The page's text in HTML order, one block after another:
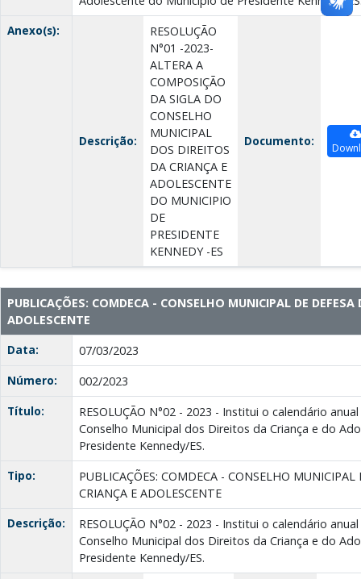
Anexo(s):
Descrição:
RESOLUÇÃO
N°01 -2023-
ALTERA A
COMPOSIÇÃO
DA SIGLA DO
CONSELHO
MUNICIPAL
DOS DIREITOS
DA CRIANÇA E
ADOLESCENTE
DO MUNICIPIO
DE
PRESIDENTE
KENNEDY -ES
Documento:
PUBLICAÇÕES: COMDECA - CONSELHO MUNICIPAL DE
ADOLESCENTE
Data:
07/03/2023
Número:
002/2023
Título:
RESOLUÇÃO N°02 - 2023 - Institui o calendário
Conselho Municipal dos Direitos da Criança e do
Presidente Kennedy/ES.
Tipo:
PUBLICAÇÕES: COMDECA - CONSELHO
CRIANÇA E ADOLESCENTE
Descrição:
RESOLUÇÃO N°02 - 2023 - Institui o calendário
Conselho Municipal dos Direitos da Criança e do
Presidente Kennedy/ES.